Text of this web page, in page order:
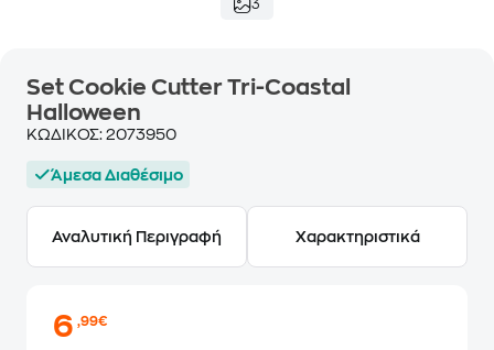
3
Set Cookie Cutter Tri-Coastal
Halloween
ΚΩΔΙΚΟΣ: 2073950
Άμεσα Διαθέσιμο
Αναλυτική Περιγραφή Χαρακτηριστικά
6,99€